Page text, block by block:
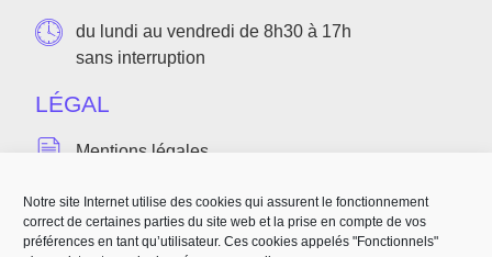
Notre site Internet utilise des cookies qui assurent le fonctionnement
correct de certaines parties du site web et la prise en compte de vos
préférences en tant qu’utilisateur. Ces cookies appelés "Fonctionnels"
du lundi au vendredi de 8h30 à 17h
sans interruption
LÉGAL
Mentions légales
Politique de confidentialité
Accessibilité(bientôt disponible)